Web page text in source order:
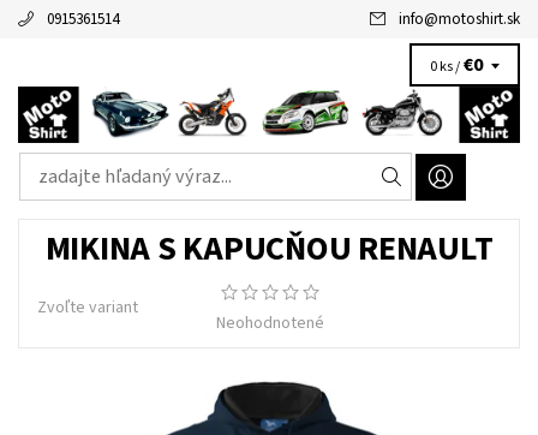
0915361514 info@motoshirt.sk
0 ks /€0
MIKINA S KAPUCŇOU RENAULT
Zvoľte variant
Neohodnotené